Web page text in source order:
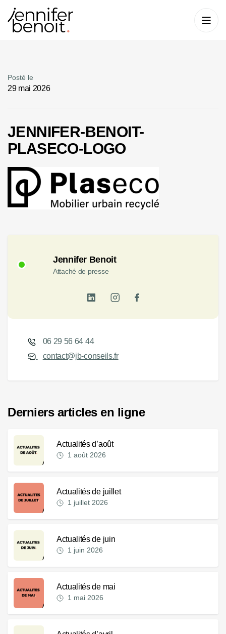
Posté le
29 mai 2026
JENNIFER-BENOIT-
PLASECO-LOGO
Jennifer Benoit
Attaché de presse
06 29 56 64 44
contact@jb-conseils.fr
Derniers articles en ligne
Actualités d’août
1 août 2026
Actualités de juillet
1 juillet 2026
Actualités de juin
1 juin 2026
Actualités de mai
1 mai 2026